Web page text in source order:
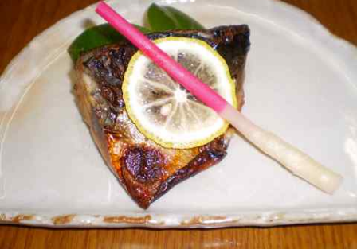
の
郷
土
理
「房
総
の
打
ち